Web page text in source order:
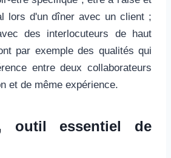
lors d'un dîner avec un client ;
des interlocuteurs de haut
par exemple des qualités qui
entre deux collaborateurs
et de même expérience.
outil essentiel de